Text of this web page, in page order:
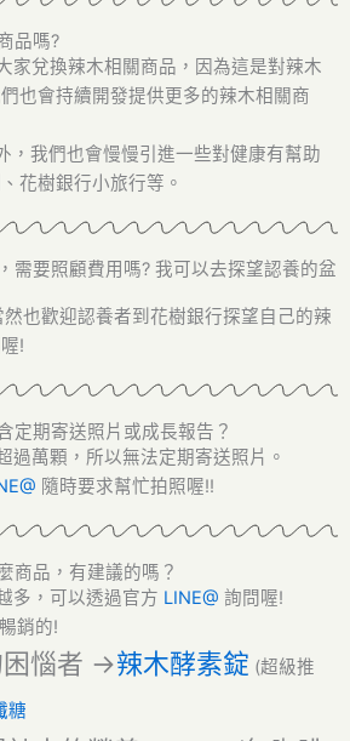
品嗎?
家兌換辣木相關商品 ，因為這是對辣木
們也會持續開發提供更多的辣木相關商
，我們也會慢慢引進一些對健康有幫助
、花樹銀行小旅行等 。
需要照顧費用嗎? 我可以去探望認養的盆
也歡迎認養者到花樹銀行探望自己的辣
!
定期寄送照片或成長報告？
過萬顆，所以無法定期寄送照片 。
隨時要求幫忙拍照喔!!
商品，有建議的嗎？
多，可以透過官方 LINE@ 詢問喔!
銷的!
惱者 ->辣木酵素錠 (超級推
糖